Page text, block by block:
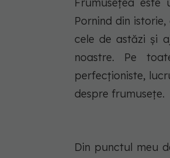
Frumusețea
Pornind din
cele de astăzi și
noastre. Pe
perfecționiste,
despre frumusețe.
Din punctul meu